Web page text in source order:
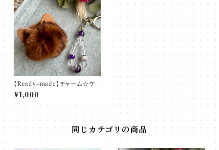
【Ready-made】チャーム☆ケ
ープアメジスト
¥1,000
同じカテゴリの商品